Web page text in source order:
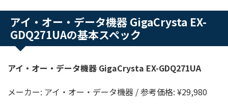
アイ・オー・データ機器 GigaCrysta EX-
GDQ271UAの基本スペック
アイ・オー・データ機器 GigaCrysta EX-GDQ271UA
メーカー: アイ・オー・データ機器 / 参考価格: ¥29,980